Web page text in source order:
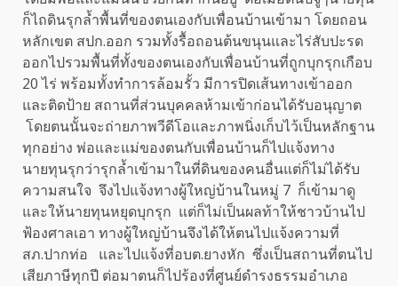
ก็ไถดินรุกล้ำพื้นที่ของตนเองกับเพื่อนบ้านเข้ามา โดยถอน
หลักเขต สปก.ออก รวมทั้งรื้อถอนต้นขนุนและไร่สับปะรด
ออกไปรวมพื้นที่ทั้งของตนเองกับเพื่อนบ้านที่ถูกบุกรุกเกือบ
20 ไร่ พร้อมทั้งทำการล้อมรั้ว มีการปิดเส้นทางเข้าออก
และติดป้าย สถานที่ส่วนบุคคลห้ามเข้าก่อนได้รับอนุญาต
โดยตนนั้นจะถ่ายภาพวีดีโอและภาพนิ่งเก็บไว้เป็นหลักฐาน
ทุกอย่าง พ่อและแม่ของตนกับเพื่อนบ้านก็ไปแจ้งทาง
นายทุนรุกว่ารุกล้ำเข้ามาในที่ดินของคนอื่นแต่ก็ไม่ได้รับ
ความสนใจ จึงไปแจ้งทางผู้ใหญ่บ้านในหมู่ 7 ก็เข้ามาดู
และให้นายทุนหยุดบุกรุก แต่ก็ไม่เป็นผลท้าให้ชาวบ้านไป
ฟ้องศาลเอา ทางผู้ใหญ่บ้านจึงได้ให้ตนไปแจ้งความที่
สภ.ปากท่อ และไปแจ้งที่อบต.ยางหัก ซึ่งเป็นสถานที่ตนไป
เสียภาษีทุกปี ต่อมาตนก็ไปร้องที่ศูนย์ดำรงธรรมอำเภอ